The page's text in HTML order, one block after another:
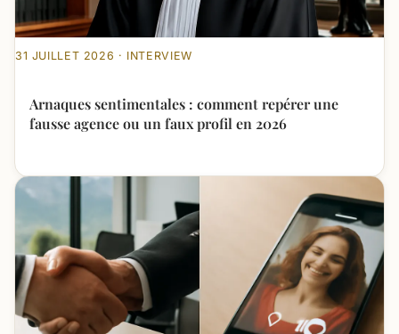
31 JUILLET 2026 · INTERVIEW
Arnaques sentimentales : comment repérer une
fausse agence ou un faux profil en 2026